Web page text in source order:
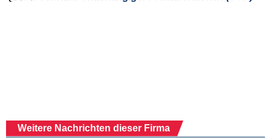
Weitere Nachrichten dieser Firma